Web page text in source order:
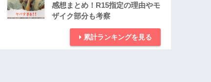
感想まとめ！R15指定の理由やモ
ザイク部分も考察
累計ランキングを見る